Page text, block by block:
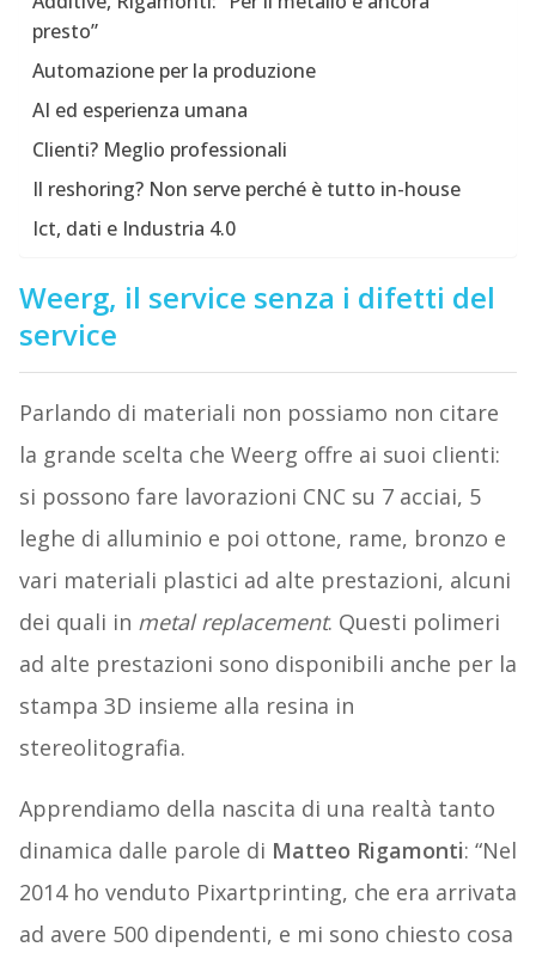
presto”
Automazione per la produzione
AI ed esperienza umana
Clienti? Meglio professionali
Il reshoring? Non serve perché è tutto in-house
Ict, dati e Industria 4.0
Weerg, il service senza i difetti del
service
Parlando di materiali non possiamo non citare
la grande scelta che Weerg offre ai suoi clienti:
si possono fare lavorazioni CNC su 7 acciai, 5
leghe di alluminio e poi ottone, rame, bronzo e
vari materiali plastici ad alte prestazioni, alcuni
dei quali in metal replacement. Questi polimeri
ad alte prestazioni sono disponibili anche per la
stampa 3D insieme alla resina in
stereolitografia.
Apprendiamo della nascita di una realtà tanto
dinamica dalle parole di Matteo Rigamonti: “Nel
2014 ho venduto Pixartprinting, che era arrivata
ad avere 500 dipendenti, e mi sono chiesto cosa